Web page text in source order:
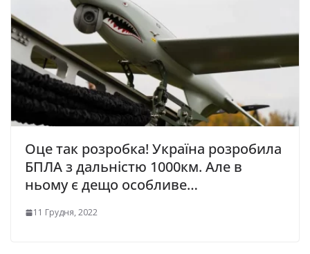
Оце так розробка! Україна розробила
БПЛА з дальністю 1000км. Але в
ньому є дещо особливе…
11 Грудня, 2022